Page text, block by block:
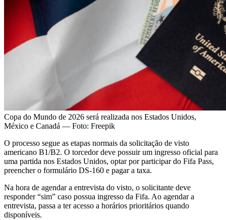
Copa do Mundo de 2026 será realizada nos Estados Unidos,
México e Canadá — Foto: Freepik
O processo segue as etapas normais da solicitação de visto
americano B1/B2. O torcedor deve possuir um ingresso oficial para
uma partida nos Estados Unidos, optar por participar do Fifa Pass,
preencher o formulário DS-160 e pagar a taxa.
Na hora de agendar a entrevista do visto, o solicitante deve
responder “sim” caso possua ingresso da Fifa. Ao agendar a
entrevista, passa a ter acesso a horários prioritários quando
disponíveis.